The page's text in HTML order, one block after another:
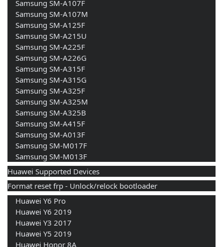
    Samsung SM-A107F
    Samsung SM-A107M
    Samsung SM-A125F
    Samsung SM-A215U
    Samsung SM-A225F
    Samsung SM-A226G
    Samsung SM-A315F
    Samsung SM-A315G
    Samsung SM-A325F
    Samsung SM-A325M
    Samsung SM-A325B
    Samsung SM-A415F
    Samsung SM-A013F
    Samsung SM-M017F
    Samsung SM-M013F
Huawei Supported Devices
Format reset frp - Unlock/relock bootloader
    Huawei Y6 Pro
    Huawei Y6 2019
    Huawei Y3 2017
    Huawei Y5 2019
    Huawei Honor 8A